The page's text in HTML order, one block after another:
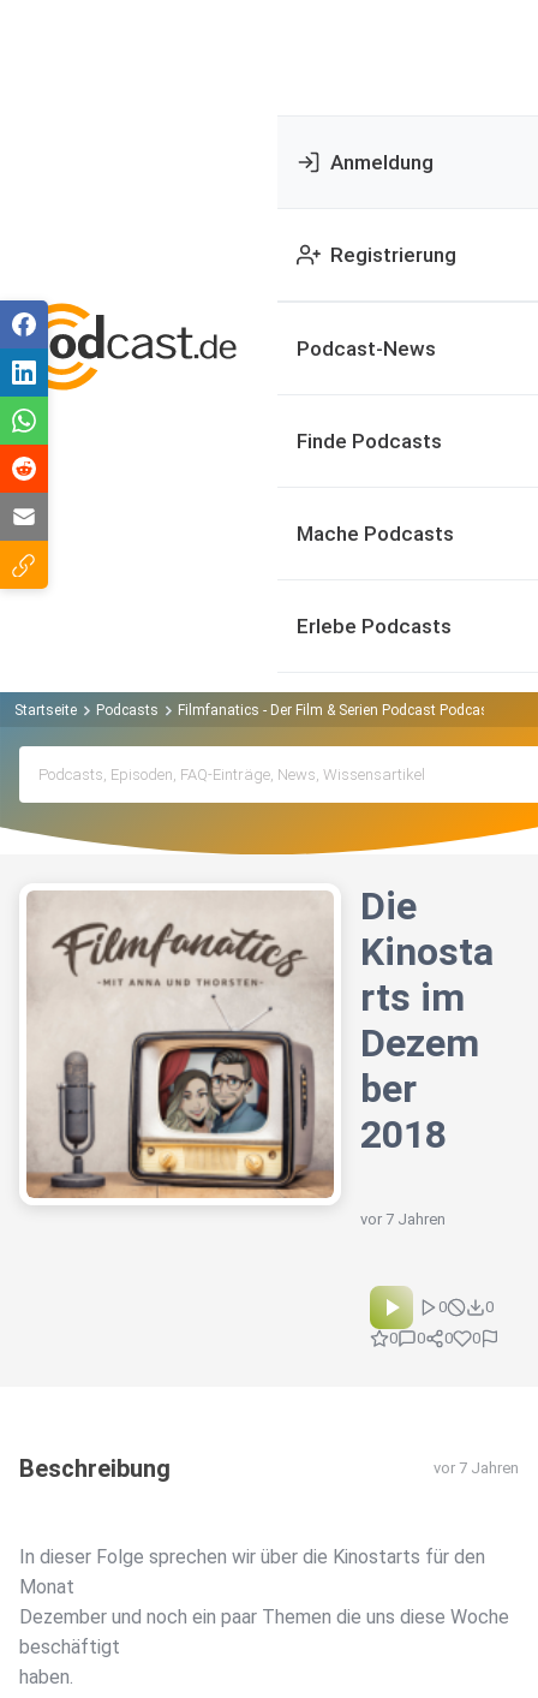
Anmeldung
Registrierung
Podcast-News
Finde Podcasts
Mache Podcasts
Erlebe Podcasts
Startseite Podcasts Filmfanatics - Der Film & Serien Podcast Podcast
Die
Kinosta
rts im
Dezem
ber
2018
vor 7 Jahren
0
0
0
0 0 0
Beschreibung vor 7 Jahren
In dieser Folge sprechen wir über die Kinostarts für den
Monat
Dezember und noch ein paar Themen die uns diese Woche
beschäftigt
haben.